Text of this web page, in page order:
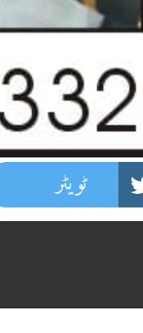
ٹویٹر